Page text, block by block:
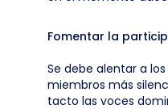
Fomentar la
Se debe alentar a
miembros más
tacto las voces